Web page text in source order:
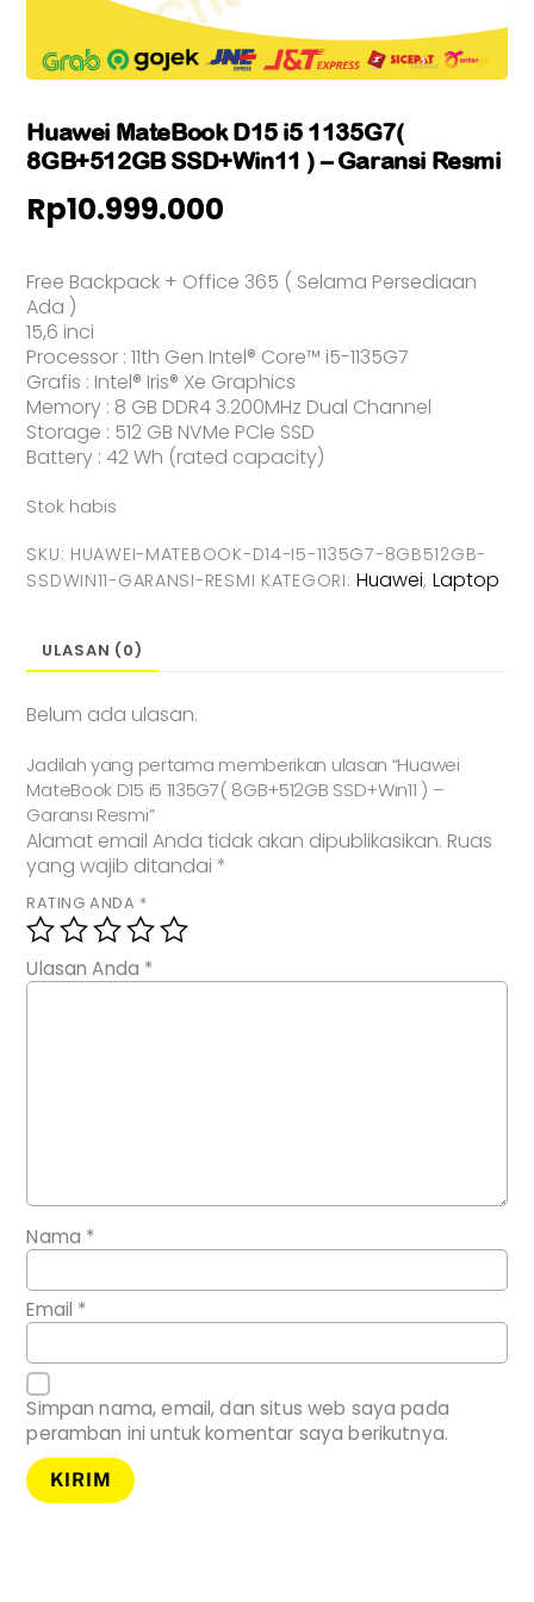
Huawei MateBook D15 i5 1135G7(
8GB+512GB SSD+Win11 ) – Garansi Resmi
Rp10.999.000
Free Backpack + Office 365 ( Selama Persediaan
Ada )
15,6 inci
Processor : 11th Gen Intel® Core™ i5-1135G7
Grafis : Intel® Iris® Xe Graphics
Memory : 8 GB DDR4 3.200MHz Dual Channel
Storage : 512 GB NVMe PCle SSD
Battery : 42 Wh (rated capacity)
Stok habis
SKU: HUAWEI-MATEBOOK-D14-I5-1135G7-8GB512GB-
SSDWIN11-GARANSI-RESMI KATEGORI:Huawei, Laptop
ULASAN (0)
Belum ada ulasan.
Jadilah yang pertama memberikan ulasan “Huawei
MateBook D15 i5 1135G7( 8GB+512GB SSD+Win11 ) –
Garansi Resmi”
Alamat email Anda tidak akan dipublikasikan. Ruas
yang wajib ditandai*
RATING ANDA *
Ulasan Anda *
Nama *
Email *
Simpan nama, email, dan situs web saya pada
peramban ini untuk komentar saya berikutnya.